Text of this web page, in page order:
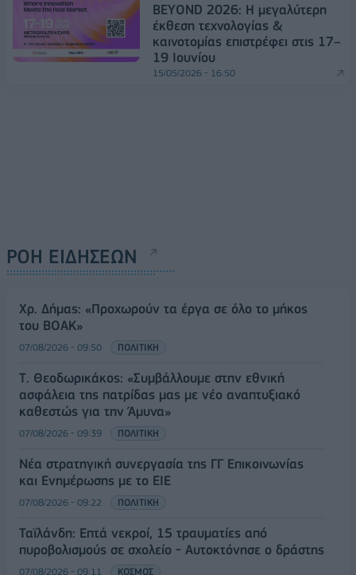
BEYOND 2026: Η μεγαλύτερη
έκθεση τεχνολογίας &
καινοτομίας επιστρέφει στις 17–
19 Ιουνίου
15/05/2026 - 16:50
ΡΟΗ ΕΙΔΗΣΕΩΝ
Χρ. Δήμας: «Προχωρούν τα έργα σε όλο το μήκος
του ΒΟΑΚ»
07/08/2026 - 09:50 ΠΟΛΙΤΙΚΗ
Τ. Θεοδωρικάκος: «Συμβάλλουμε στην εθνική
ασφάλεια της πατρίδας μας με νέο αναπτυξιακό
καθεστώς για την Άμυνα»
07/08/2026 - 09:39 ΠΟΛΙΤΙΚΗ
Νέα στρατηγική συνεργασία της ΓΓ Επικοινωνίας
και Ενημέρωσης με το ΕΙΕ
07/08/2026 - 09:22 ΠΟΛΙΤΙΚΗ
Ταϊλάνδη: Επτά νεκροί, 15 τραυματίες από
πυροβολισμούς σε σχολείο - Αυτοκτόνησε ο δράστης
07/08/2026 - 09:11 ΚΟΣΜΟΣ